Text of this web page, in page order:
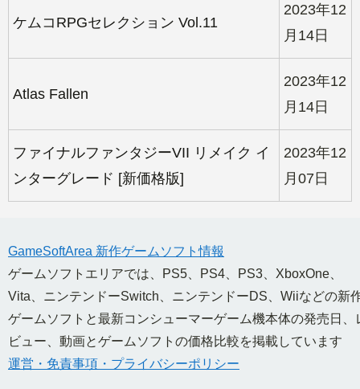
ケムコRPGセレクション Vol.11
2023年12
月14日
Atlas Fallen
2023年12
月14日
ファイナルファンタジーVII リメイク イ
ンターグレード [新価格版]
2023年12
月07日
GameSoftArea 新作ゲームソフト情報
ゲームソフトエリアでは、PS5、PS4、PS3、XboxOne、
Vita、ニンテンドーSwitch、ニンテンドーDS、Wiiなどの新
ゲームソフトと最新コンシューマーゲーム機本体の発売日、
ビュー、動画とゲームソフトの価格比較を掲載しています
運営・免責事項・プライバシーポリシー